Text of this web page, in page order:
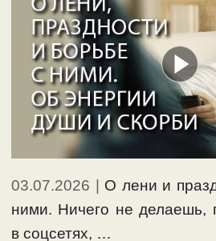
03.07.2026
О лени и
ними. Ничего не делаешь,
в соцсетях, …